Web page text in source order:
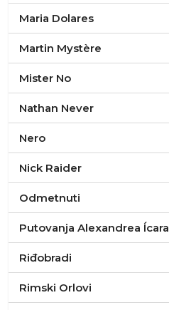
Maria Dolares
Martin Mystère
Mister No
Nathan Never
Nero
Nick Raider
Odmetnuti
Putovanja Alexandrea Ícara
Riđobradi
Rimski Orlovi